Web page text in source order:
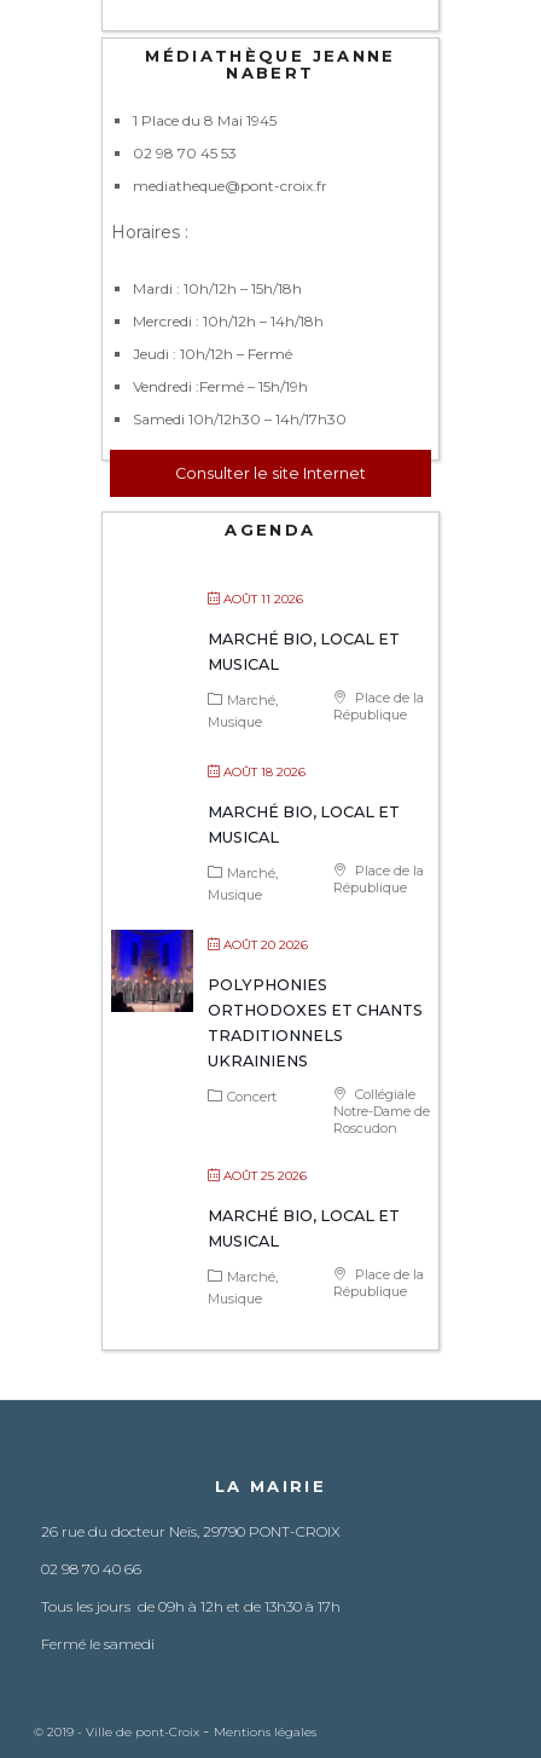
MÉDIATHÈQUE JEANNE
NABERT
1 Place du 8 Mai 1945
02 98 70 45 53
mediatheque@pont-croix.fr
Horaires :
Mardi : 10h/12h – 15h/18h
Mercredi : 10h/12h – 14h/18h
Jeudi : 10h/12h – Fermé
Vendredi :Fermé – 15h/19h
Samedi 10h/12h30 – 14h/17h30
Consulter le site Internet
AGENDA
AOÛT 11 2026
MARCHÉ BIO, LOCAL ET
MUSICAL
Place de la
République
Marché
Musique
AOÛT 18 2026
MARCHÉ BIO, LOCAL ET
MUSICAL
Place de la
République
Marché
Musique
AOÛT 20 2026
POLYPHONIES
ORTHODOXES ET CHANTS
TRADITIONNELS
UKRAINIENS
Collégiale
Notre-Dame de
Roscudon
Concert
AOÛT 25 2026
MARCHÉ BIO, LOCAL ET
MUSICAL
Place de la
République
Marché
Musique
LA MAIRIE
26 rue du docteur Neïs, 29790 PONT-CROIX
02 98 70 40 66
Tous les jours de 09h à 12h et de 13h30 à 17h
Fermé le samedi
© 2019 - Ville de pont-Croix - Mentions légales